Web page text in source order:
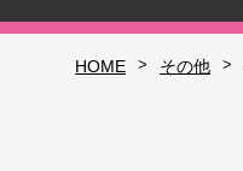
HOME > その他 >